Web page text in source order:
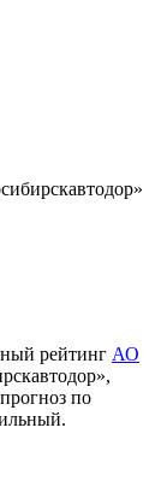
рейтинг АО
по